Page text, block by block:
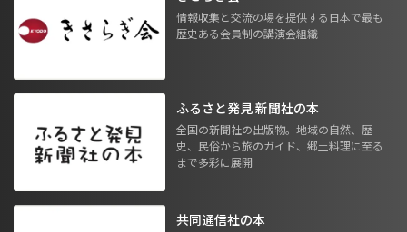
情報収集と交流の場を提供する日本で最も
歴史ある会員制の講演会組織
ふるさと発見 新聞社の本
全国の新聞社の出版物。地域の自然、歴
史、民俗から旅のガイド、郷土料理に至る
まで多彩に展開
共同通信社の本